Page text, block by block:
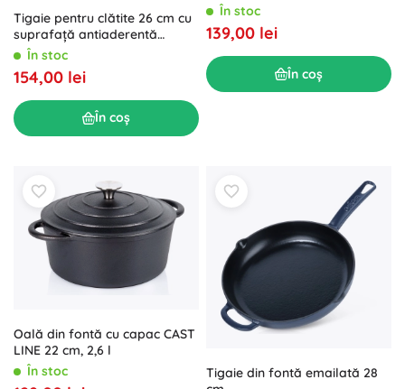
Tigaie pentru clătite 26 cm cu
suprafață antiaderentă
Granite Grey
În stoc
154,00 lei
În coș
În stoc
139,00 lei
În coș
Oală din fontă cu capac CAST
LINE 22 cm, 2,6 l
În stoc
Tigaie din fontă emailată 28